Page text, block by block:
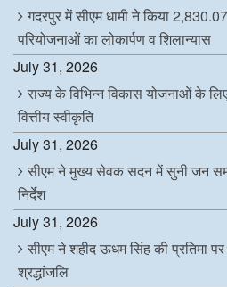
गदरपुर में सीएम धामी ने किया
परियोजनाओं का लोकार्पण व शिलान्यास
July 31, 2026
राज्य के विभिन्न विकास योजनाओं के
वित्तीय स्वीकृति
July 31, 2026
सीएम ने मुख्य सेवक सदन में सुनी जन
निर्देश
July 31, 2026
सीएम ने शहीद ऊधम सिंह की प्रतिमा पर
श्रद्धांजलि